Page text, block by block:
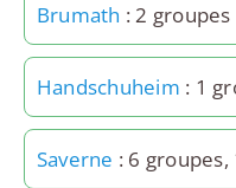
Brumath : 2 groupes
Handschuheim : 1
Saverne : 6